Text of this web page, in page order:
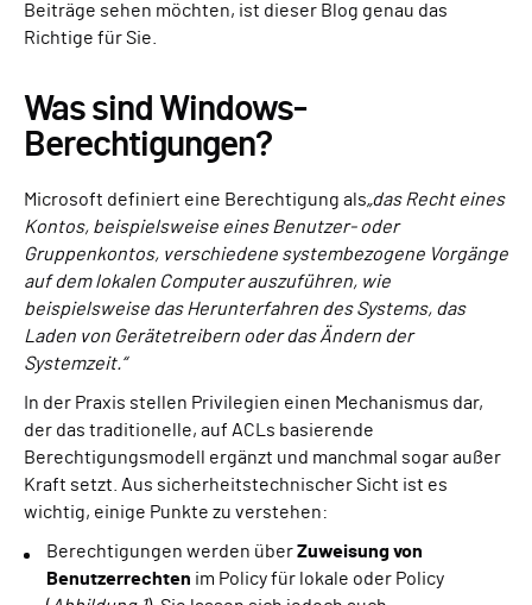
Beiträge sehen möchten, ist dieser Blog genau das
Richtige für Sie.
Was sind Windows-
Berechtigungen?
Microsoft definiert eine Berechtigung als„das Recht eines
Kontos, beispielsweise eines Benutzer- oder
Gruppenkontos, verschiedene systembezogene Vorgänge
auf dem lokalen Computer auszuführen, wie
beispielsweise das Herunterfahren des Systems, das
Laden von Gerätetreibern oder das Ändern der
Systemzeit.“
In der Praxis stellen Privilegien einen Mechanismus dar,
der das traditionelle, auf ACLs basierende
Berechtigungsmodell ergänzt und manchmal sogar außer
Kraft setzt. Aus sicherheitstechnischer Sicht ist es
wichtig, einige Punkte zu verstehen:
Berechtigungen werden überZuweisung von
Benutzerrechten im Policy für lokale oder Policy